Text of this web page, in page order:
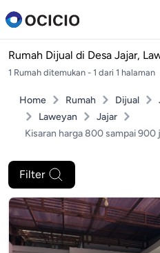
Rumah Dijual di Desa Jajar,
1 Rumah ditemukan - 1 dari 1 halaman
Home Rumah Dijual
Laweyan
Jajar
Kisaran harga 800 sampai 900
Filter